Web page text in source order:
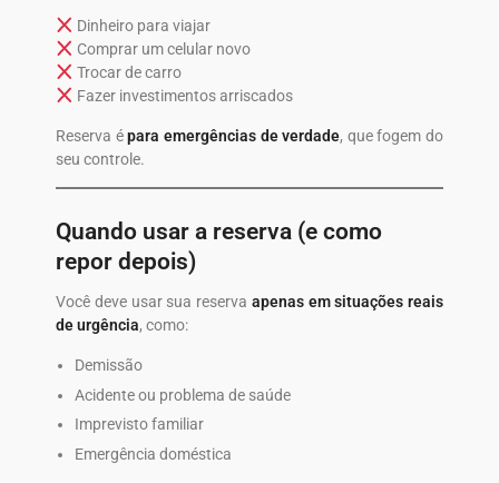
Dinheiro para viajar
Comprar um celular novo
Trocar de carro
Fazer investimentos arriscados
Reserva épara emergências de verdade, que fogem do
seu controle.
Quando usar a reserva (e como
repor depois)
Você deve usar sua reserva apenas em situações reais
de urgência, como:
Demissão
Acidente ou problema de saúde
Imprevisto familiar
Emergência doméstica